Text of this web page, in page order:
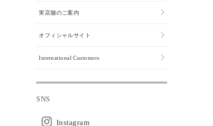
実店舗のご案内
オフィシャルサイト
International Customers
SNS
Instagram